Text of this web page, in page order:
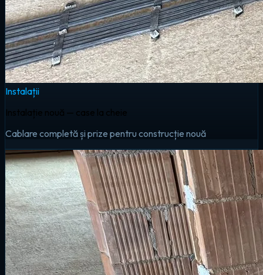
Instalații
Instalație nouă — case la cheie
Cablare completă și prize pentru construcție nouă